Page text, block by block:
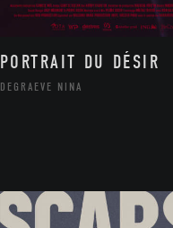
PORTRAIT DU DÉSIR
DEGRAEVE NINA